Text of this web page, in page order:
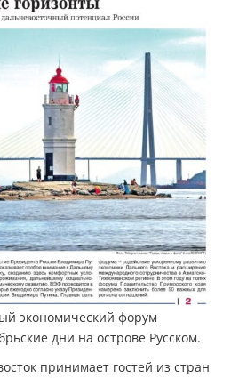
экономический форум
дни на острове Русском.
принимает гостей из стран